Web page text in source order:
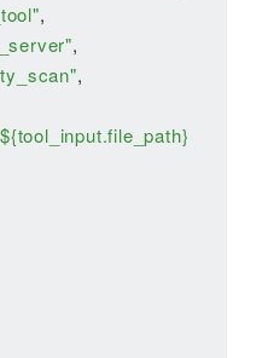
,
,
,